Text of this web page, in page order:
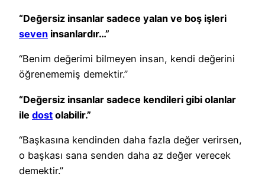
“Değersiz insanlar sadece yalan ve boş işleri
seven insanlardır…”
“Benim değerimi bilmeyen insan, kendi değerini
öğrenememiş demektir.”
“Değersiz insanlar sadece kendileri gibi olanlar
ile dost olabilir.”
“Başkasına kendinden daha fazla değer verirsen,
o başkası sana senden daha az değer verecek
demektir.”